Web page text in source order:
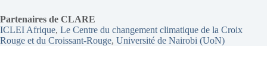
Partenaires de CLARE
ICLEI Afrique, Le Centre du changement climatique de la Croix
Rouge et du Croissant-Rouge, Université de Nairobi (UoN)